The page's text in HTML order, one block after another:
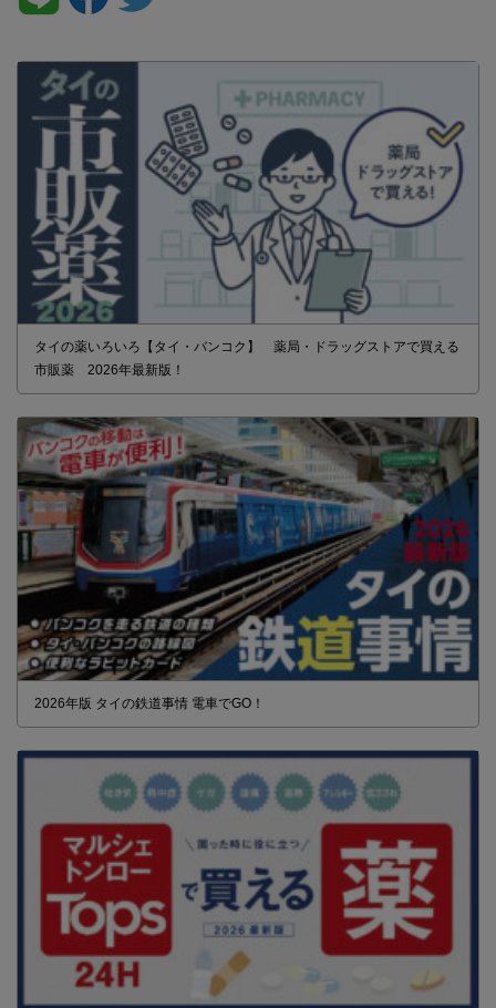
タイの薬いろいろ【タイ・バンコク】 薬局・ドラッグストアで買える
市販薬 2026年最新版！
2026年版 タイの鉄道事情 電車でGO！